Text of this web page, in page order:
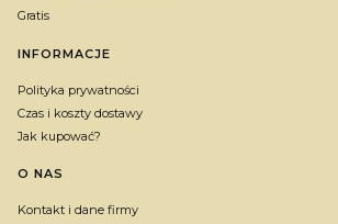
Gratis
INFORMACJE
Polityka prywatności
Czas i koszty dostawy
Jak kupować?
O NAS
Kontakt i dane firmy